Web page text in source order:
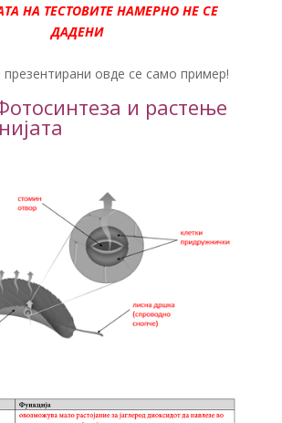
НА ТЕСТОВИТЕ НАМЕРНО НЕ СЕ
ДАДЕНИ
овде се само пример!
и растење